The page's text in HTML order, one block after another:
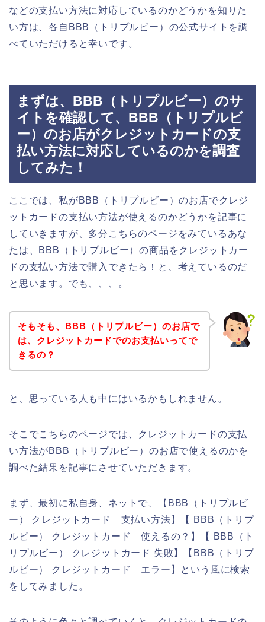
などの支払い方法に対応しているのかどうかを知りた
い方は、各自BBB（トリプルビー）の公式サイトを調
べていただけると幸いです。
まずは、BBB（トリプルビー）のサ
イトを確認して、BBB（トリプルビ
ー）のお店がクレジットカードの支
払い方法に対応しているのかを調査
してみた！
ここでは、私がBBB（トリプルビー）のお店でクレジ
ットカードの支払い方法が使えるのかどうかを記事に
していきますが、多分こちらのページをみているあな
たは、BBB（トリプルビー）の商品をクレジットカー
ドの支払い方法で購入できたら！と、考えているのだ
と思います。でも、、、。
そもそも、BBB（トリプルビー）のお店で
は、クレジットカードでのお支払いってで
きるの？
と、思っている人も中にはいるかもしれません。
そこでこちらのページでは、クレジットカードの支払
い方法がBBB（トリプルビー）のお店で使えるのかを
調べた結果を記事にさせていただきます。
まず、最初に私自身、ネットで、【BBB（トリプルビ
ー） クレジットカード 支払い方法】【 BBB（トリプ
ルビー） クレジットカード 使えるの？】【 BBB（ト
リプルビー） クレジットカード 失敗】【BBB（トリプ
ルビー） クレジットカード エラー】という風に検索
をしてみました。